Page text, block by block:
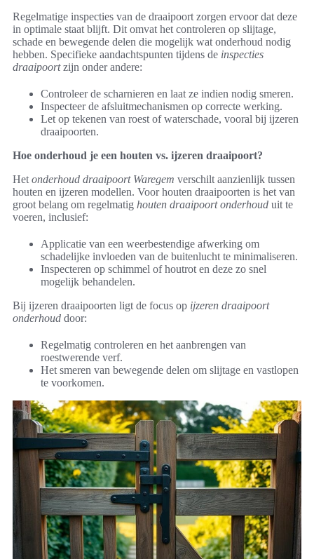
Regelmatige inspecties van de draaipoort zorgen ervoor dat deze
in optimale staat blijft. Dit omvat het controleren op slijtage,
schade en bewegende delen die mogelijk wat onderhoud nodig
hebben. Specifieke aandachtspunten tijdens de inspecties
draaipoortzijn onder andere:
Controleer de scharnieren en laat ze indien nodig smeren.
Inspecteer de afsluitmechanismen op correcte werking.
Let op tekenen van roest of waterschade, vooral bij ijzeren
draaipoorten.
Hoe onderhoud je een houten vs. ijzeren draaipoort?
Het onderhoud draaipoort Waregem verschilt aanzienlijk tussen
houten en ijzeren modellen. Voor houten draaipoorten is het van
groot belang om regelmatig houten draaipoort onderhoud uit te
voeren, inclusief:
Applicatie van een weerbestendige afwerking om
schadelijke invloeden van de buitenlucht te minimaliseren.
Inspecteren op schimmel of houtrot en deze zo snel
mogelijk behandelen.
Bij ijzeren draaipoorten ligt de focus op ijzeren draaipoort
onderhoud door:
Regelmatig controleren en het aanbrengen van
roestwerende verf.
Het smeren van bewegende delen om slijtage en vastlopen
te voorkomen.